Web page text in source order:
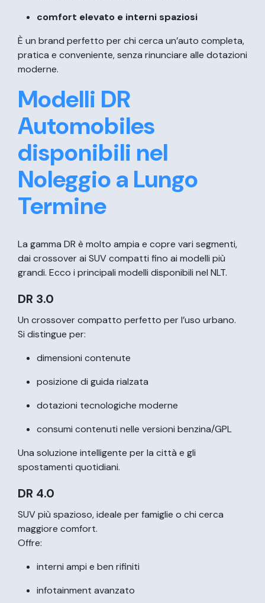
comfort elevato e interni spaziosi
È un brand perfetto per chi cerca un’auto completa,
pratica e conveniente, senza rinunciare alle dotazioni
moderne.
Modelli DR
Automobiles
disponibili nel
Noleggio a Lungo
Termine
La gamma DR è molto ampia e copre vari segmenti,
dai crossover ai SUV compatti fino ai modelli più
grandi. Ecco i principali modelli disponibili nel NLT.
DR 3.0
Un crossover compatto perfetto per l’uso urbano.
Si distingue per:
dimensioni contenute
posizione di guida rialzata
dotazioni tecnologiche moderne
consumi contenuti nelle versioni benzina/GPL
Una soluzione intelligente per la città e gli
spostamenti quotidiani.
DR 4.0
SUV più spazioso, ideale per famiglie o chi cerca
maggiore comfort.
Offre:
interni ampi e ben rifiniti
infotainment avanzato